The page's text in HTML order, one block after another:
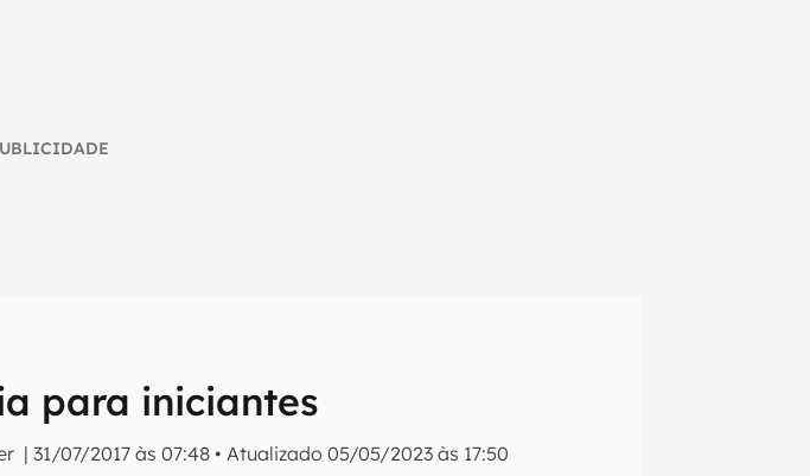
para iniciantes
|31/07/2017 às 07:48 •Atualizado05/05/2023 às 17:50
e reviews sobre tecnologia em primeira